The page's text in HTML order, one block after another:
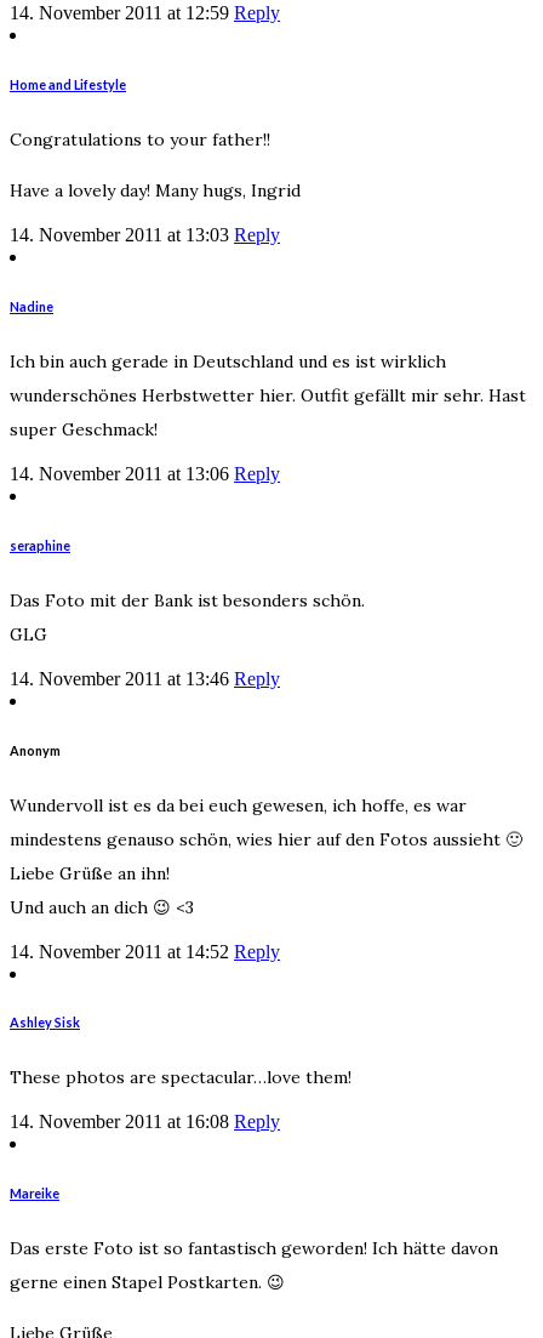
14. November 2011 at 12:59 Reply
Home and Lifestyle
Congratulations to your father!!
Have a lovely day! Many hugs, Ingrid
14. November 2011 at 13:03 Reply
Nadine
Ich bin auch gerade in Deutschland und es ist wirklich
wunderschönes Herbstwetter hier. Outfit gefällt mir sehr. Hast
super Geschmack!
14. November 2011 at 13:06 Reply
seraphine
Das Foto mit der Bank ist besonders schön.
GLG
14. November 2011 at 13:46 Reply
Anonym
Wundervoll ist es da bei euch gewesen, ich hoffe, es war
mindestens genauso schön, wies hier auf den Fotos aussieht 🙂
Liebe Grüße an ihn!
Und auch an dich 😉 <3
14. November 2011 at 14:52 Reply
Ashley Sisk
These photos are spectacular…love them!
14. November 2011 at 16:08 Reply
Mareike
Das erste Foto ist so fantastisch geworden! Ich hätte davon
gerne einen Stapel Postkarten. 😉
Liebe Grüße